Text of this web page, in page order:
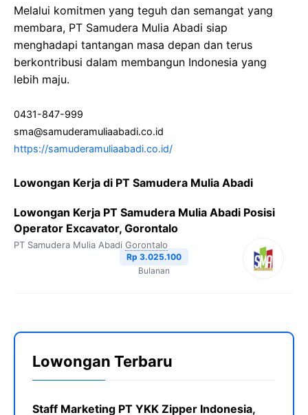
Melalui komitmen yang teguh dan semangat yang
membara, PT Samudera Mulia Abadi siap
menghadapi tantangan masa depan dan terus
berkontribusi dalam membangun Indonesia yang
lebih maju.
0431-847-999
sma@samuderamuliaabadi.co.id
https://samuderamuliaabadi.co.id/
Lowongan Kerja di PT Samudera Mulia Abadi
Lowongan Kerja PT Samudera Mulia Abadi Posisi
Operator Excavator, Gorontalo
PT Samudera Mulia Abadi Gorontalo
Rp 3.025.100
Bulanan
Lowongan Terbaru
Staff Marketing PT YKK Zipper Indonesia,